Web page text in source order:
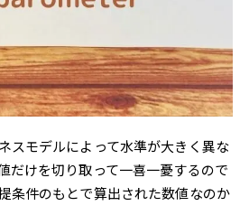
スモデルによって水準が大きく異な
だけを切り取って一喜一憂するので
条件のもとで算出された数値なのか